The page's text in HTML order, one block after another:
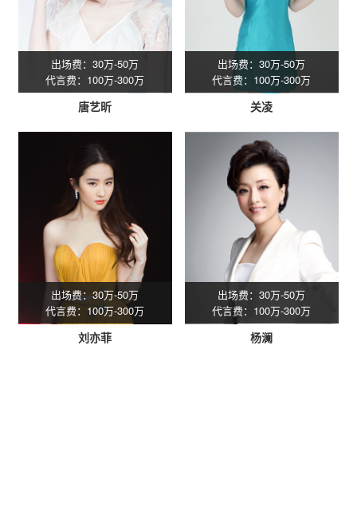
出场费：30万-50万
代言费：100万-300万
唐艺昕
出场费：30万-50万
代言费：100万-300万
关凌
出场费：30万-50万
代言费：100万-300万
刘亦菲
出场费：30万-50万
代言费：100万-300万
杨澜